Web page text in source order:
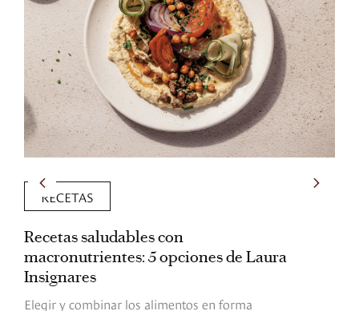
RECETAS
Recetas saludables con
macronutrientes: 5 opciones de Laura
Insignares
Elegir y combinar los alimentos en forma